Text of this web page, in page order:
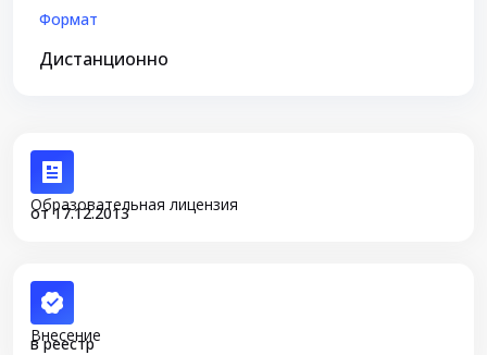
Формат
Дистанционно
Образовательная лицензия
от 17.12.2013
Внесение
в реестр